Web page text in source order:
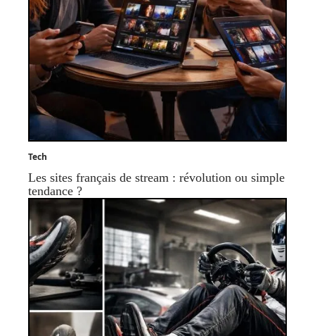
Tech
Les sites français de stream : révolution ou simple
tendance ?